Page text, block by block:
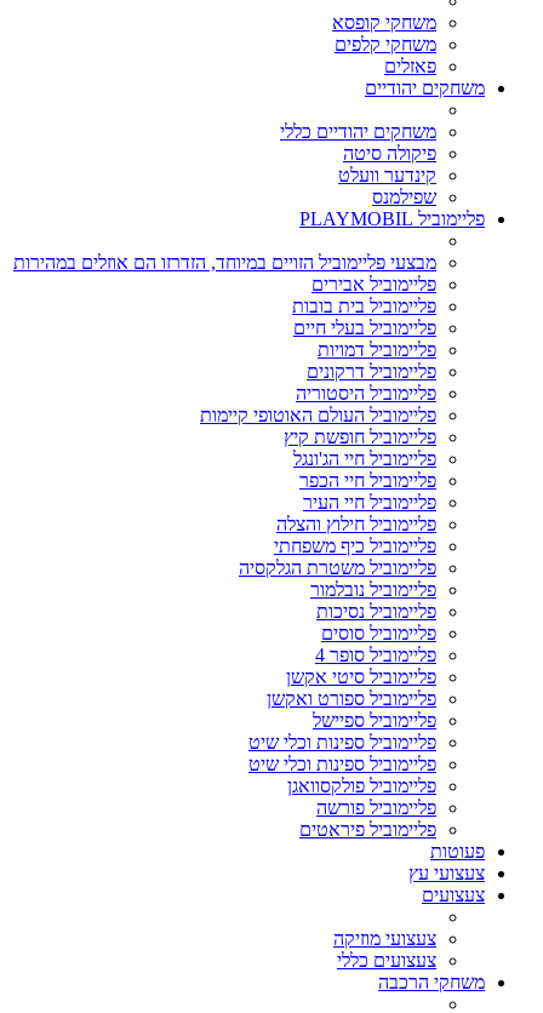
משחקי קופסא
משחקי קלפים
פאזלים
משחקים יהודיים
משחקים יהודיים כללי
פיקולה סיטה
קינדער וועלט
שפילמנס
פליימוביל PLAYMOBIL
מבצעי פליימוביל הזויים במיוחד, הזדרזו הם אוזלים במהירות
פליימוביל אבירים
פליימוביל בית בובות
פליימוביל בעלי חיים
פליימוביל דמויות
פליימוביל דרקונים
פליימוביל היסטוריה
פליימוביל העולם האוטופי קיימות
פליימוביל חופשת קיץ
פליימוביל חיי הג'ונגל
פליימוביל חיי הכפר
פליימוביל חיי העיר
פליימוביל חילוץ והצלה
פליימוביל כיף משפחתי
פליימוביל משטרת הגלקסיה
פליימוביל נובלמור
פליימוביל נסיכות
פליימוביל סוסים
פליימוביל סופר 4
פליימוביל סיטי אקשן
פליימוביל ספורט ואקשן
פליימוביל ספיישל
פליימוביל ספינות וכלי שיט
פליימוביל ספינות וכלי שיט
פליימוביל פולקסוואגן
פליימוביל פורשה
פליימוביל פיראטים
פעוטות
צעצועי עץ
צעצועים
צעצועי מוזיקה
צעצועים כללי
משחקי הרכבה